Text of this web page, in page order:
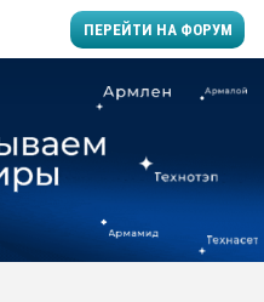
ПЕРЕЙТИ НА ФОРУМ
производство SPC
заводу пластмасс"